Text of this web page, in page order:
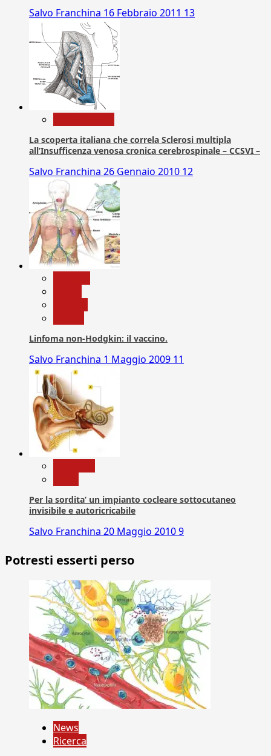
Salvo Franchina 16 Febbraio 2011 13
La scoperta italiana che correla Sclerosi multipla
all’Insufficenza venosa cronica cerebrospinale – CCSVI –
Salvo Franchina 26 Gennaio 2010 12
Linfoma non-Hodgkin: il vaccino.
Salvo Franchina 1 Maggio 2009 11
Per la sordita’ un impianto cocleare sottocutaneo
invisibile e autoricricabile
Salvo Franchina 20 Maggio 20109
Potresti esserti perso
News
Ricerca